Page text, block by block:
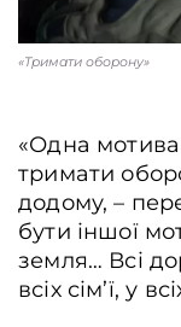
«Тримати оборону»
«Одна
тримати
додому, –
бути іншої
земля… Всі
всіх сім’ї, у